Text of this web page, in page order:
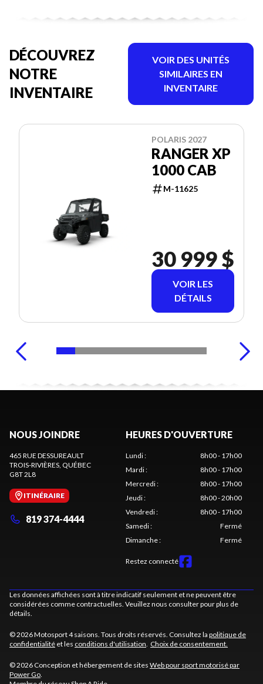
DÉCOUVREZ
NOTRE
INVENTAIRE
VOIR DES UNITÉS
SIMILAIRES EN
INVENTAIRE
POLARIS 2027
RANGER XP
1000 CAB
M-11625
30 999 $
VOIR LES
DÉTAILS
NOUS JOINDRE
465 RUE DESSUREAULT
TROIS-RIVIÈRES, QUÉBEC
G8T 2L8
ITINÉRAIRE
819 374-4444
HEURES D'OUVERTURE
Lundi:
8h00 - 17h00
Mardi:
8h00 - 17h00
Mercredi:
8h00 - 17h00
Jeudi:
8h00 - 20h00
Vendredi:
8h00 - 17h00
Samedi:
Fermé
Dimanche: Fermé
Restez connecté
Les données affichées sont à titre indicatif seulement et ne peuvent être
considérées comme contractuelles. Veuillez nous consulter pour plus de
détails.
© 2026 Motosport 4 saisons. Tous droits réservés. Consultez la politique de
confidentialité et les conditions d'utilisation. Choix de consentement.
© 2026 Conception et hébergement de sites Web pour sport motorisé par
Power Go.